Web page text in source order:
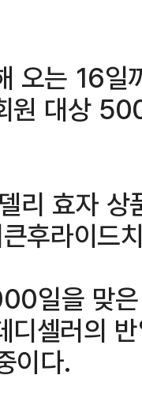
오는 16
원 대상
리 효자 상
후라이드
일을 맞
디셀러의
이다.